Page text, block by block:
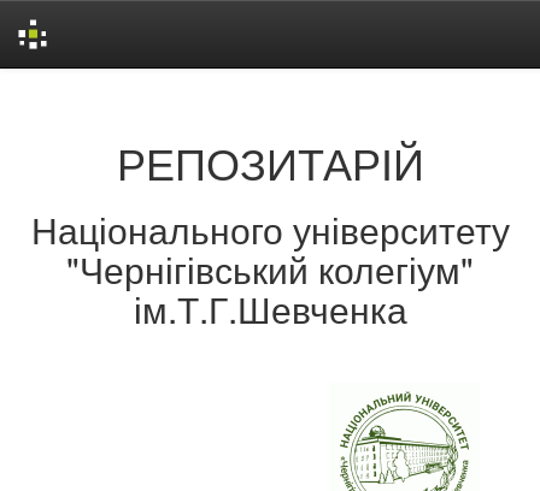
РЕПОЗИТАРІЙ
Національного університету
"Чернігівський колегіум"
ім.Т.Г.Шевченка